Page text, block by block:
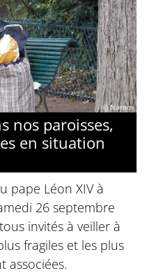
© Narem
nos paroisses,
en situation
pape Léon XIV à
26 septembre
invités à veiller à
fragiles et les plus
associées.